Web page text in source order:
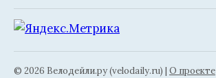
© 2026 Велодейли.ру (velodaily.ru) | О проекте